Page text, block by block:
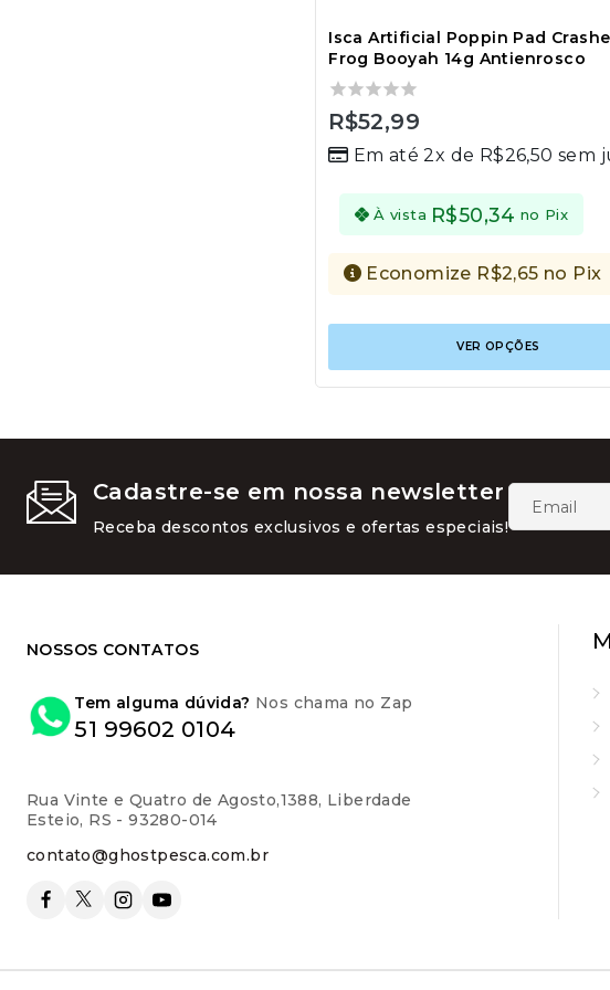
Isca Artificial Poppin Pad
Frog Booyah 14g Antienrosco
0
of
R$52,99
Em até 2x de R$26,50 sem
À vista R$50,34 no Pix
Economize R$2,65 no Pix
VER OPÇÕES
Cadastre-se em nossa newsletter
Receba descontos exclusivos e ofertas especiais!
NOSSOS CONTATOS
Tem alguma dúvida? Nos chama no Zap
51 99602 0104
Rua Vinte e Quatro de Agosto,1388, Liberdade
Esteio, RS - 93280-014
contato@ghostpesca.com.br